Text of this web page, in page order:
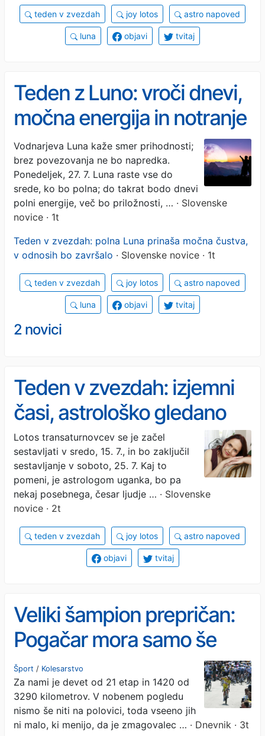
teden v zvezdah joy lotos astro napoved
luna objavi tvitaj
Teden z Luno: vroči dnevi,
močna energija in notranje
sence
Vodnarjeva Luna kaže smer prihodnosti;
brez povezovanja ne bo napredka.
Ponedeljek, 27. 7. Luna raste vse do
srede, ko bo polna; do takrat bodo dnevi
polni energije, več bo priložnosti, … · Slovenske
novice · 1t
Teden v zvezdah: polna Luna prinaša močna čustva,
v odnosih bo završalo · Slovenske novice · 1t
teden v zvezdah joy lotos astro napoved
luna objavi tvitaj
2 novici
Teden v zvezdah: izjemni
časi, astrološko gledano
Lotos transaturnovcev se je začel
sestavljati v sredo, 15. 7., in bo zaključil
sestavljanje v soboto, 25. 7. Kaj to
pomeni, je astrologom uganka, bo pa
nekaj posebnega, česar ljudje … · Slovenske
novice · 2t
teden v zvezdah joy lotos astro napoved
objavi tvitaj
Veliki šampion prepričan:
Pogačar mora samo še
ostati na kolesu
Šport / Kolesarstvo
Za nami je devet od 21 etap in 1420 od
3290 kilometrov. V nobenem pogledu
nismo še niti na polovici, toda vseeno jih
ni malo, ki menijo, da je zmagovalec … · Dnevnik · 3t